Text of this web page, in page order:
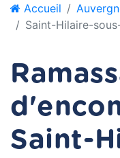
Accueil
Saint-Hilaire-
Saint-